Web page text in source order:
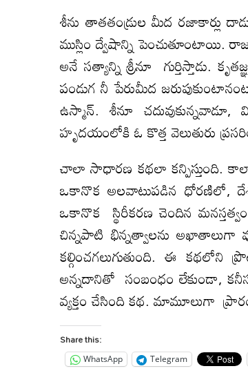
శీను తాతతండ్రుల మీద రజాకార్లు
ముస్లిం ద్వేషాన్ని పెంచుతూంటాయి.
అనే సత్యాన్ని శ్రీనూ గుర్తిస్తాడు.
పండుగ నీ పేరుమీద
ఉస్మాన్. శీనూ
హృదయంలోకి ఓ కొత్త వెలుతురు
చాలా సాధారణ కథలా కన్పిస్తుంది.
ఒకానొక అలవాటుపడిన ధోరణిలో, దేశ
ఒకానొక స్థిరీకరణ చెందిన
చిన్నపాటి భిన్నత్వాలను అఖాతాలుగా
కల్గించగలుగుతుంది. ఈ కథలోని
అన్నదానితో సంబంధం లేకుండా,
వ్యక్తం చేసింది కథ. మామూలుగా
Share this:
WhatsApp Telegram